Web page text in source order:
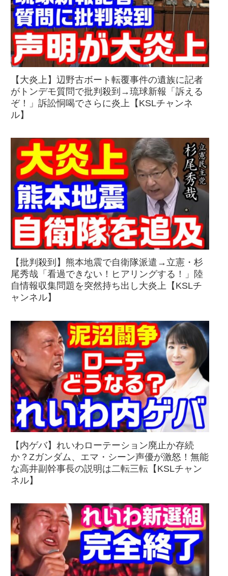
【大炎上】辺野古ボート転覆事件の遺族に記者
がトンデモ質問で批判殺到→琉球新報「訴える
ぞ！」訴訟恫喝でさらに炎上【KSLチャンネ
ル】
【批判殺到】熊本地震で自衛隊派遣→立憲・杉
尾秀哉「看過できない！ヒアリングする！」陸
自情報収集問題を突然持ち出し大炎上【KSLチ
ャンネル】
【内ゲバ】れいわローテーション廃止か存続
か？Zガンダム、エマ・シーン声優が激怒！無能
な高井副幹事長の説明は二転三転【KSLチャン
ネル】